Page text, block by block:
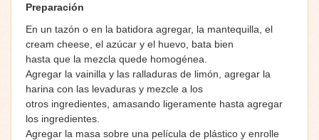
Preparación
En un tazón o en la batidora agregar, la mantequilla, el
cream cheese, el azúcar y el huevo, bata bien
hasta que la mezcla quede homogénea.
Agregar la vainilla y las ralladuras de limón, agregar la
harina con las levaduras y mezcle a los
otros ingredientes, amasando ligeramente hasta agregar
los ingredientes.
Agregar la masa sobre una película de plástico y enrolle